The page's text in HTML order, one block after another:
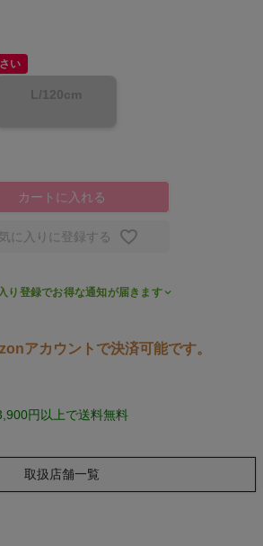
ア
る
い
L/120cm
カートに入れる
に入りに登録する
り登録でお得な通知が届きます
アカウントで決済可能です。
円以上で送料無料
取扱店舗一覧